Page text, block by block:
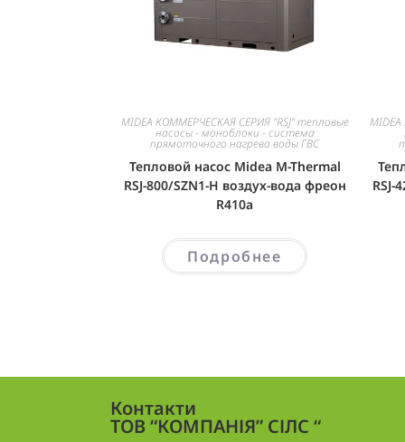
MIDEA КОММЕРЧЕСКАЯ СЕРИЯ "RSJ" тепловые
насосы - моноблоки - система
прямоточного нагрева воды ГВС
Тепловой насос Midea M-Thermal
RSJ-800/SZN1-H воздух-вода фреон
R410а
Подробнее
Контакти
ТОВ “КОМПАНІЯ” СІЛС “